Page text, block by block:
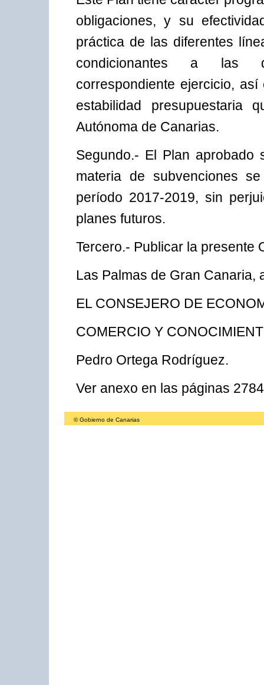
obligaciones, y su
práctica de las diferentes
condicionantes a las
correspondiente ejercicio,
estabilidad presupuestaria
Autónoma de Canarias.
Segundo.- El Plan
materia de subvenciones
período 2017-2019, sin
planes futuros.
Tercero.- Publicar la presente
Las Palmas de Gran Canaria,
EL CONSEJERO DE
COMERCIO Y
Pedro Ortega Rodríguez.
Ver anexo en las páginas
© Gobierno de Canarias